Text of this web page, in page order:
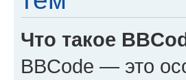
Что такое
BBCode — это